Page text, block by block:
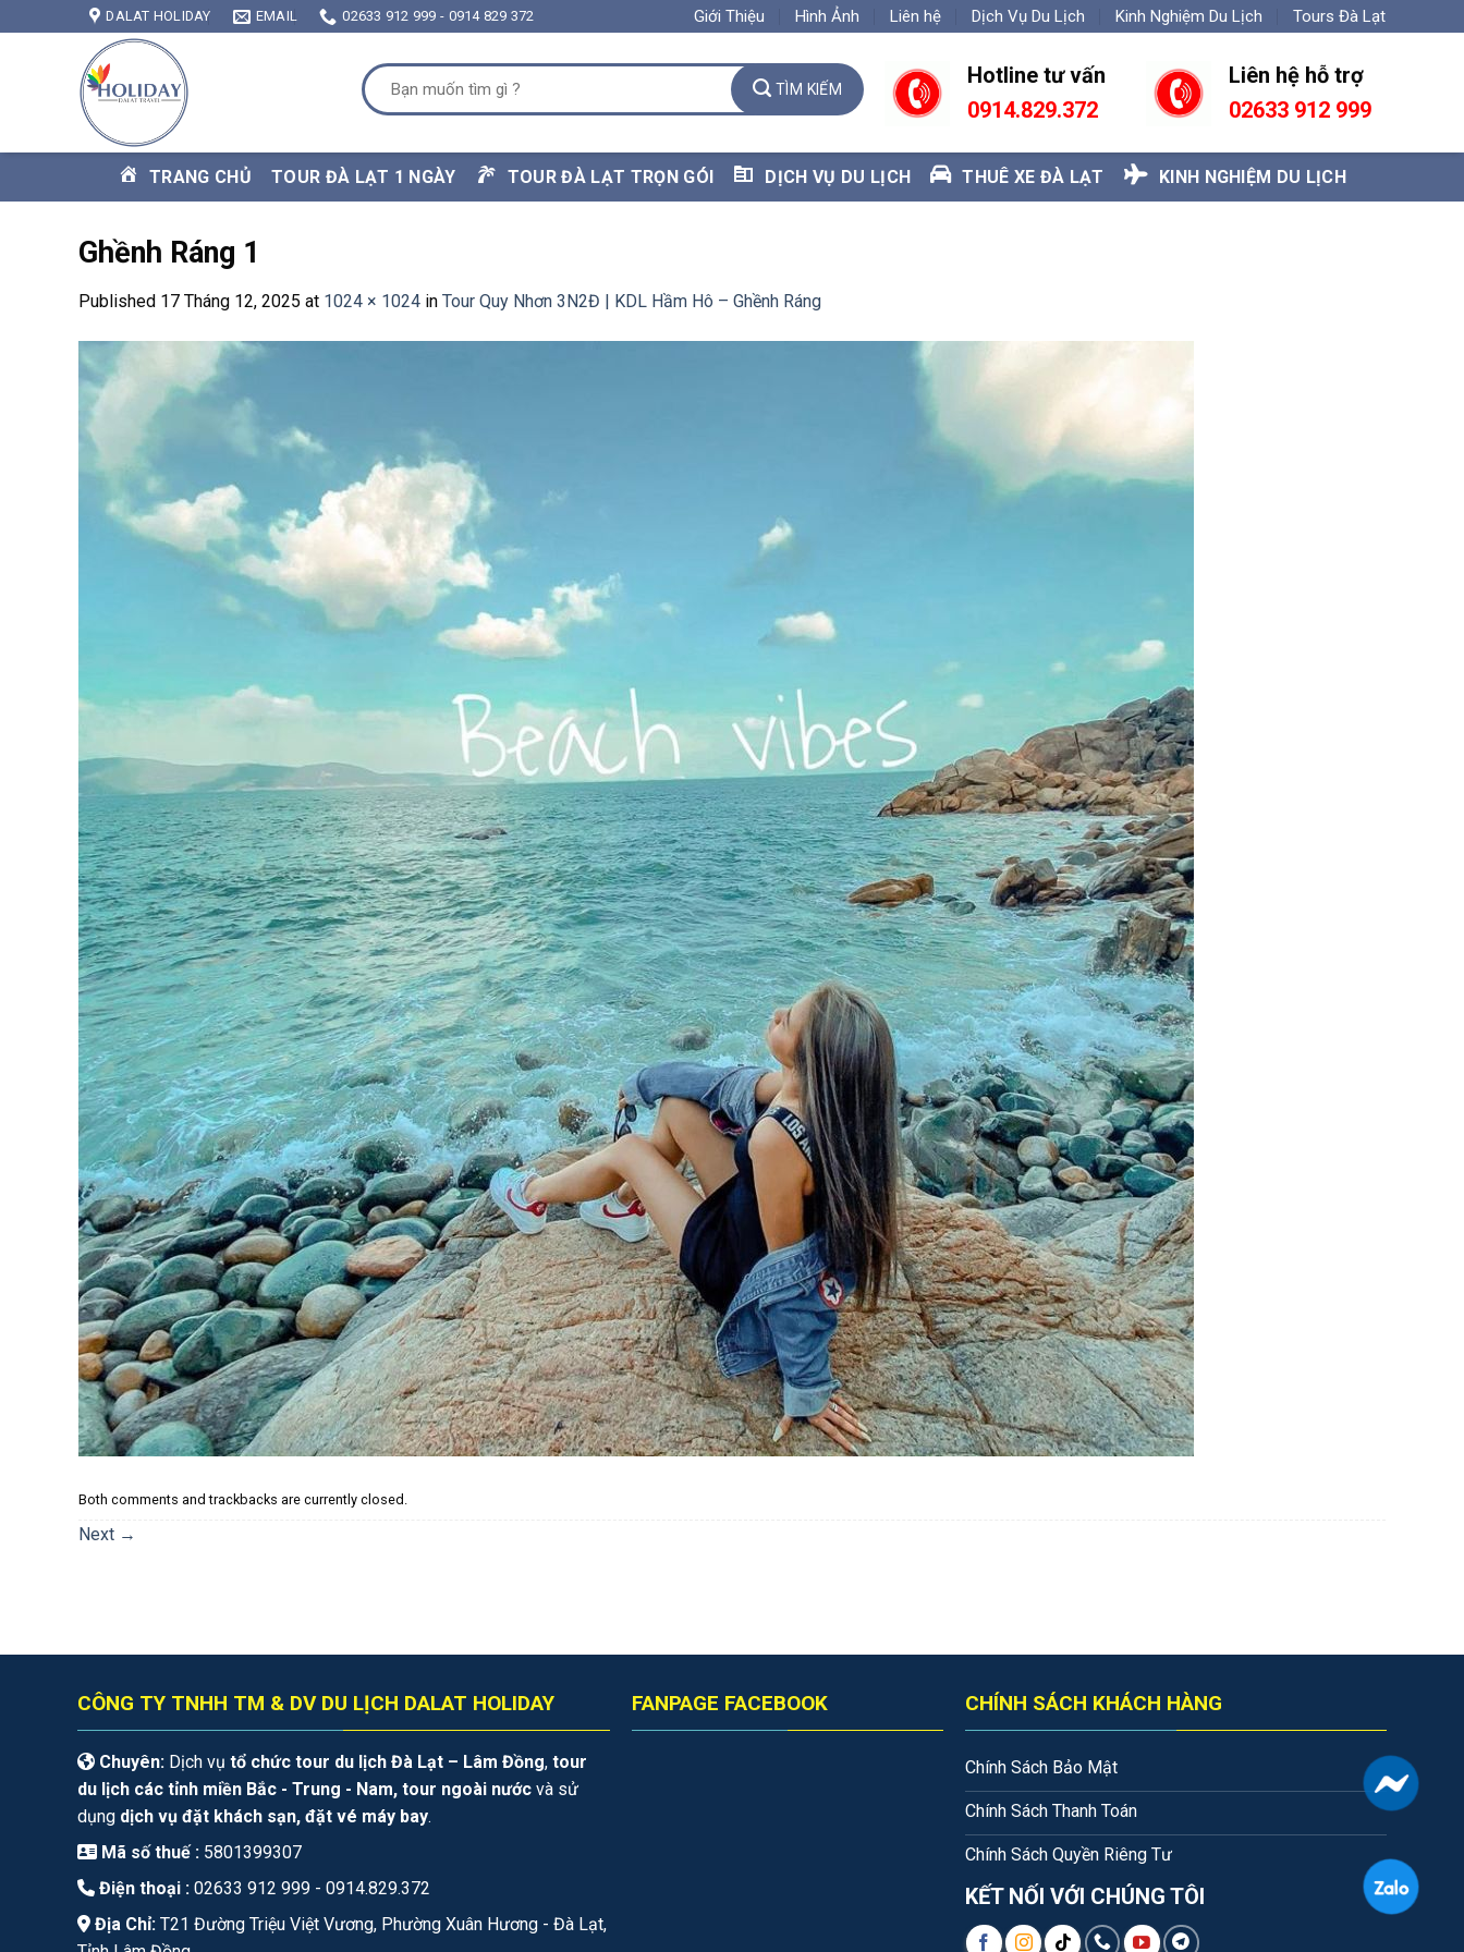
to
DALAT HOLIDAY EMAIL 02633 912 999 - 0914 829 372 Giới Thiệu Hình Ảnh Liên hệ Dịch Vụ Du Lịch Kinh Nghiệm Du Lịch Tours Đà Lạt
Tìm
kiếm:
Hotline tư vấn
0914.829.372
Liên hệ hỗ trợ
02633 912 999
TRANG CHỦ TOUR ĐÀ LẠT 1 NGÀY TOUR ĐÀ LẠT TRỌN GÓI DỊCH VỤ DU LỊCH THUÊ XE ĐÀ LẠT KINH NGHIỆM DU LỊCH
Ghềnh Ráng 1
Published 17 Tháng 12, 2025 at 1024 × 1024 in Tour Quy Nhơn 3N2Đ | KDL Hầm Hô – Ghềnh Ráng
Both comments and trackbacks are currently closed.
Next →
CÔNG TY TNHH TM & DV DU LỊCH DALAT HOLIDAY
Chuyên:Dịch vụ tổ chức tour du lịch Đà Lạt – Lâm Đồng, tour
du lịch các tỉnh miền Bắc - Trung - Nam, tour ngoài nướcvà sử
dụng dịch vụ đặt khách sạn, đặt vé máy bay.
Mã số thuế : 5801399307
Điện thoại : 02633 912 999 - 0914.829.372
Địa Chỉ: T21 Đường Triệu Việt Vương, Phường Xuân Hương - Đà Lạt,
FANPAGE FACEBOOK CHÍNH SÁCH KHÁCH HÀNG
Chính Sách Bảo Mật
Chính Sách Thanh Toán
Chính Sách Quyền Riêng Tư
KẾT NỐI VỚI CHÚNG TÔI